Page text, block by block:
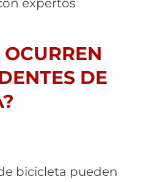
expertos
DE
bicicleta pueden